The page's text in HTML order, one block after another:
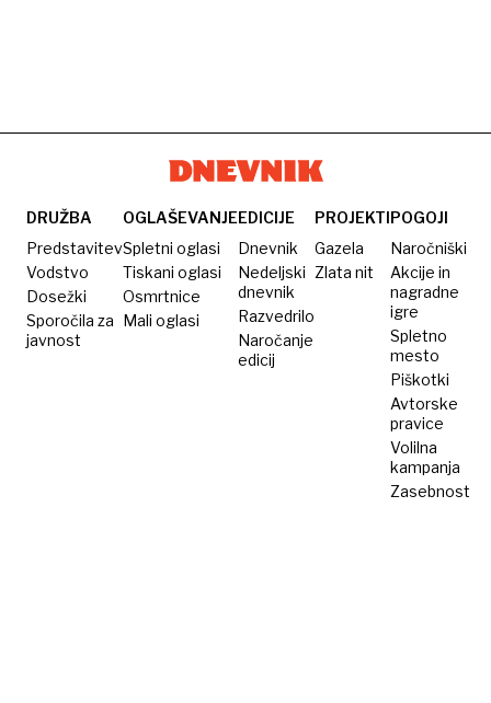
DRUŽBA
Predstavitev
Vodstvo
Dosežki
Sporočila za
javnost
OGLAŠEVANJE
Spletni oglasi
Tiskani oglasi
Osmrtnice
Mali oglasi
EDICIJE
Dnevnik
Nedeljski
dnevnik
Razvedrilo
Naročanje
edicij
PROJEKTI
Gazela
Zlata nit
POGOJI
Naročniški
Akcije in
nagradne
igre
Spletno
mesto
Piškotki
Avtorske
pravice
Volilna
kampanja
Zasebnost